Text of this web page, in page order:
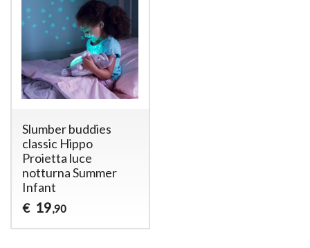
Slumber buddies
classic Hippo
Proietta luce
notturna Summer
Infant
€ 19,90